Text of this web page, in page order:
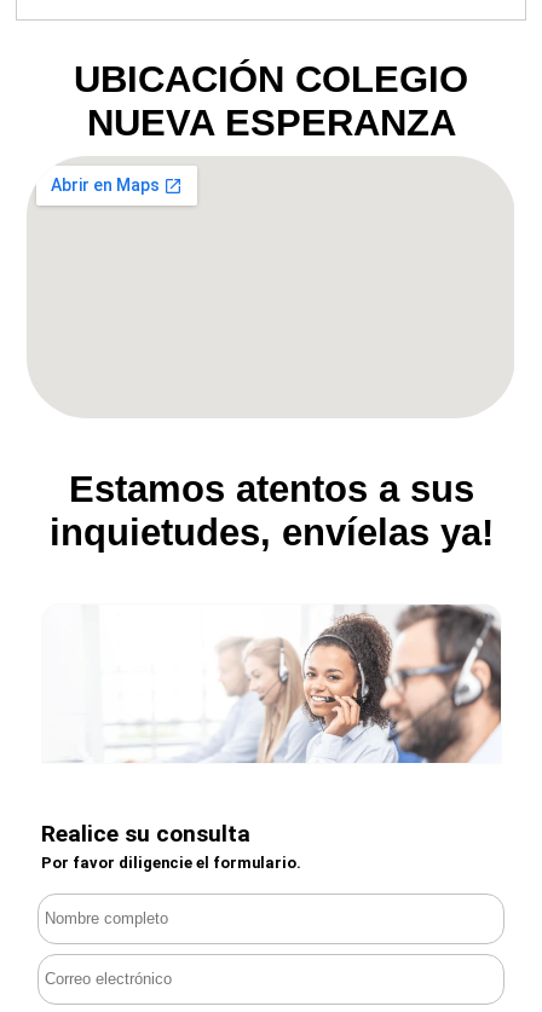
UBICACIÓN COLEGIO
NUEVA ESPERANZA
Estamos atentos a sus
inquietudes, envíelas ya!
Realice su consulta
Por favor diligencie el formulario.